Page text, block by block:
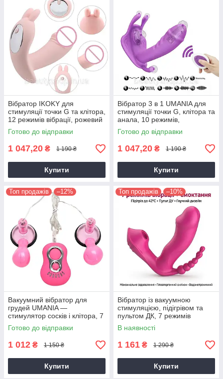
Вібратор IKOKY для
стимуляції точки G та клітора,
12 режимів вібрації, рожевий
Готово до відправки
1 047,20 ₴ 1 190 ₴
Купити
Вібратор 3 в 1 UMANIA для
стимуляції точки G, клітора та
анала, 10 режимів,
фіолетовий
Готово до відправки
1 047,20 ₴ 1 190 ₴
Купити
Топ продажів –12%
Вакуумний вібратор для
грудей UMANIA —
стимулятор сосків і клітора, 7
режимів вібрації, рожевий
Готово до відправки
1 012 ₴ 1 150 ₴
Купити
Топ продажів –10%
Вібратор із вакуумною
стимуляцією, підігрівом та
пультом ДК, 7 режимів
вібрації, рожевий
В наявності
1 161 ₴ 1 290 ₴
Купити